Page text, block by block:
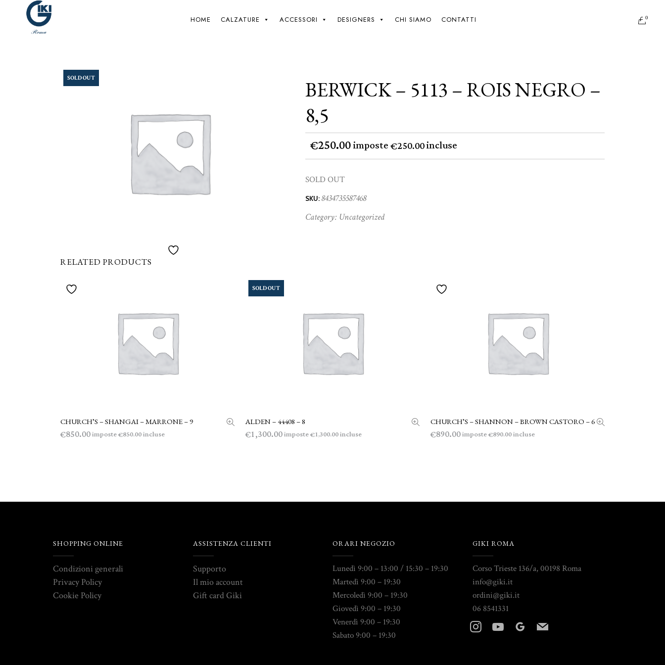
HOME CALZATURE ACCESSORI DESIGNERS CHI SIAMO CONTATTI 0
/
SOLD OUT
BERWICK – 5113 – ROIS NEGRO –
8,5
€250.00imposte€250.00incluse
SOLD OUT
SKU: 8434735587468
Category: Uncategorized
RELATED PRODUCTS
AGGIUNGI AL CARRELLO
CHURCH’S – SHANGAI – MARRONE – 9
€850.00imposte€850.00incluse
SOLD OUT
LEGGI TUTTO
ALDEN – 44408 – 8
€1,300.00imposte€1,300.00incluse
AGGIUNGI AL CARRELLO
CHURCH’S – SHANNON – BROWN CASTORO – 6
€890.00imposte€890.00incluse
SHOPPING ONLINE
Condizioni generali
Privacy Policy
Cookie Policy
ASSISTENZA CLIENTI
Supporto
Il mio account
Gift card Giki
ORARI NEGOZIO
Lunedì 9:00 – 13:00 / 15:30 – 19:30
Martedì 9:00 – 19:30
Mercoledì 9:00 – 19:30
Giovedì 9:00 – 19:30
Venerdì 9:00 – 19:30
Sabato 9:00 – 19:30
GIKI ROMA
Corso Trieste 136/a, 00198 Roma
info@giki.it
ordini@giki.it
06 8541331
instagramyoutubegoogleplus
mail